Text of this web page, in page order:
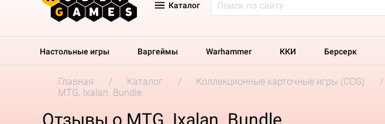
Каталог
Настольные игры Варгеймы Warhammer ККИ Берсерк
Главная Каталог Коллекционные карточные игры (CCG)
MTG. Ixalan. Bundle
Отзывы о MTG. Ixalan. Bundle